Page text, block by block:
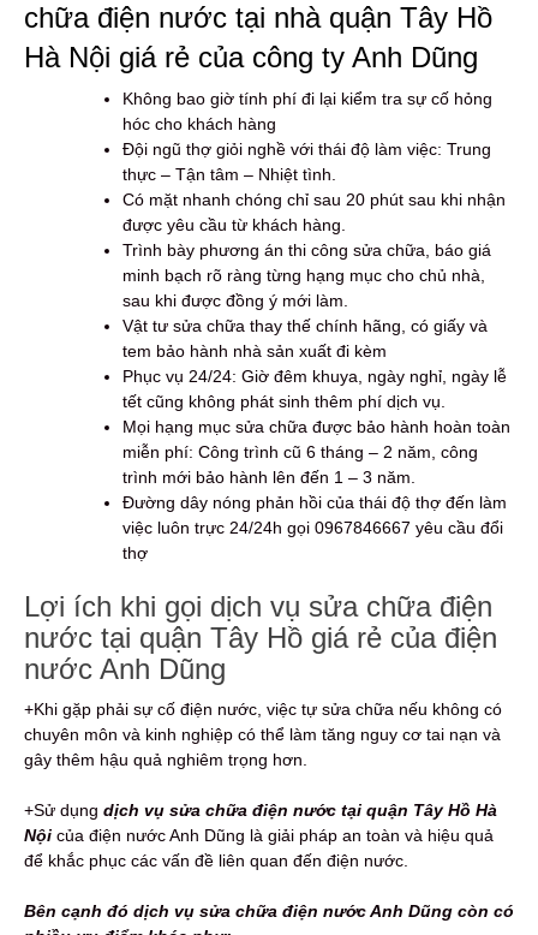
chữa điện nước tại nhà quận Tây Hồ
Hà Nội giá rẻ của công ty Anh Dũng
Không bao giờ tính phí đi lại kiểm tra sự cố hỏng
hóc cho khách hàng
Đội ngũ thợ giỏi nghề với thái độ làm việc: Trung
thực – Tận tâm – Nhiệt tình.
Có mặt nhanh chóng chỉ sau 20 phút sau khi nhận
được yêu cầu từ khách hàng.
Trình bày phương án thi công sửa chữa, báo giá
minh bạch rõ ràng từng hạng mục cho chủ nhà,
sau khi được đồng ý mới làm.
Vật tư sửa chữa thay thế chính hãng, có giấy và
tem bảo hành nhà sản xuất đi kèm
Phục vụ 24/24: Giờ đêm khuya, ngày nghỉ, ngày lễ
tết cũng không phát sinh thêm phí dịch vụ.
Mọi hạng mục sửa chữa được bảo hành hoàn toàn
miễn phí: Công trình cũ 6 tháng – 2 năm, công
trình mới bảo hành lên đến 1 – 3 năm.
Đường dây nóng phản hồi của thái độ thợ đến làm
việc luôn trực 24/24h gọi 0967846667 yêu cầu đổi
thợ
Lợi ích khi gọi dịch vụ sửa chữa điện
nước tại quận Tây Hồ giá rẻ của điện
nước Anh Dũng
+Khi gặp phải sự cố điện nước, việc tự sửa chữa nếu không có
chuyên môn và kinh nghiệp có thể làm tăng nguy cơ tai nạn và
gây thêm hậu quả nghiêm trọng hơn.
+Sử dụng dịch vụ sửa chữa điện nước tại quận Tây Hồ Hà
Nội của điện nước Anh Dũng là giải pháp an toàn và hiệu quả
để khắc phục các vấn đề liên quan đến điện nước.
Bên cạnh đó dịch vụ sửa chữa điện nước Anh Dũng còn có